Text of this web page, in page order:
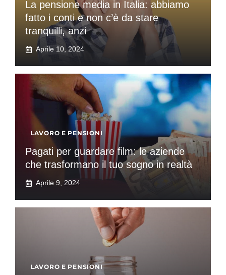
La pensione media in Italia: abbiamo
fatto i conti e non c’è da stare
tranquilli, anzi
Aprile 10, 2024
LAVORO E PENSIONI
Pagati per guardare film: le aziende
che trasformano il tuo sogno in realtà
Aprile 9, 2024
LAVORO E PENSIONI